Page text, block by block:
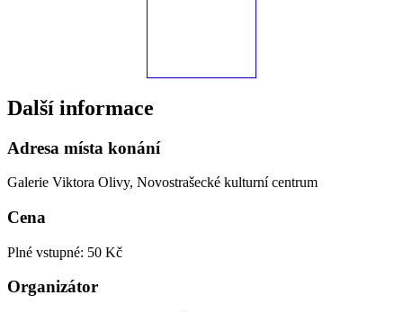
Další informace
Adresa místa konání
Galerie Viktora Olivy, Novostrašecké kulturní centrum
Cena
Plné vstupné: 50 Kč
Organizátor